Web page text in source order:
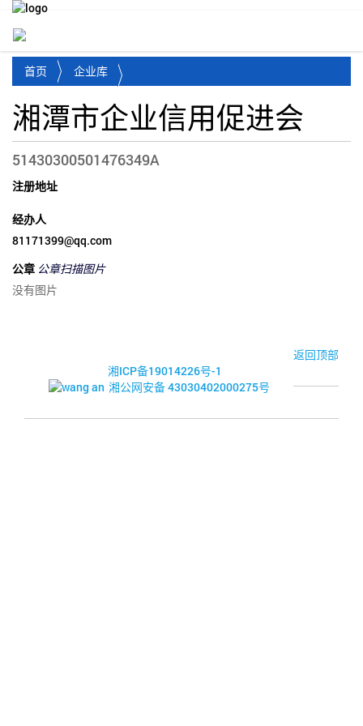
首页 企业库
湘潭市企业信用促进会
51430300501476349A
注册地址
经办人
81171399@qq.com
公章 公章扫描图片
没有图片
返回顶部
湘ICP备19014226号-1
湘公网安备 43030402000275号